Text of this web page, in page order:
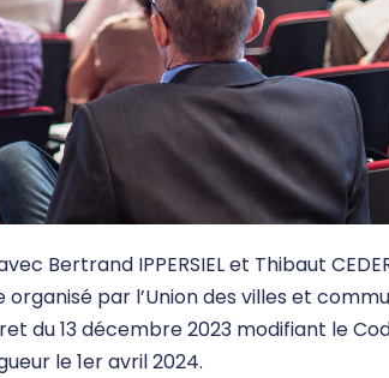
Bertrand IPPERSIEL et Thibaut
par l’Union des villes et
du 13 décembre 2023 modifiant le
le 1er avril 2024.